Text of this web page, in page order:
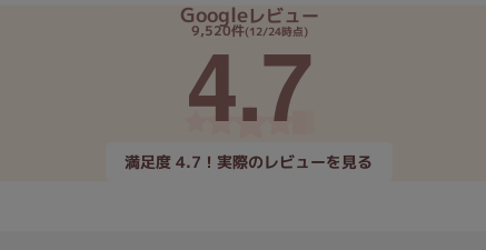
Googleレビュー
9,520件(12/24時点)
4.7
満足度 4.7！実際のレビューを見る